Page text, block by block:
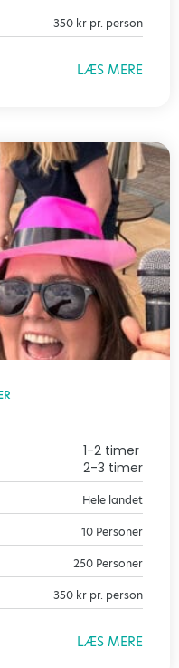
350 kr pr. person
LÆS MERE
1-2 timer
2-3 timer
Hele landet
10 Personer
250 Personer
350 kr pr. person
LÆS MERE